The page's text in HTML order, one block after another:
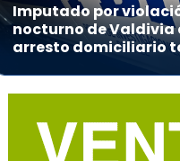
Imputado por
nocturno de Valdivia
arresto domiciliario